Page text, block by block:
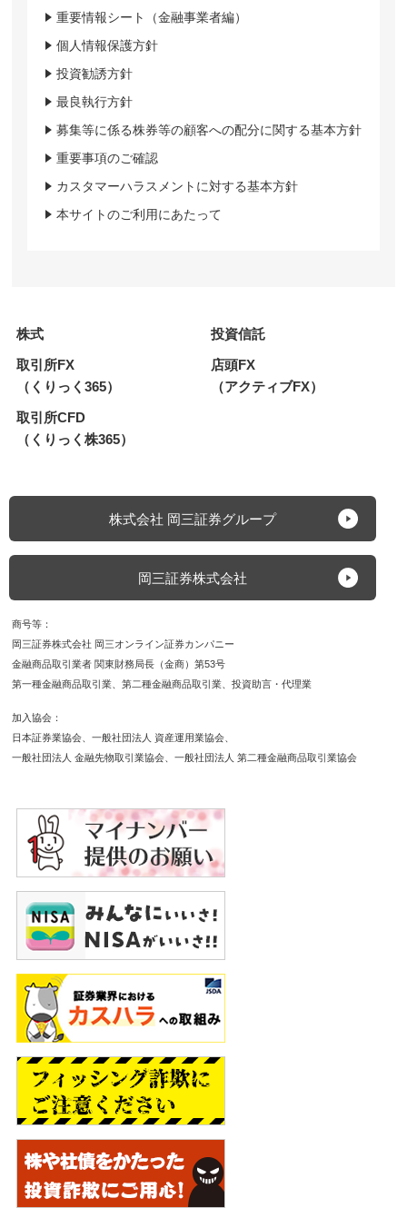
重要情報シート（金融事業者編）
個人情報保護方針
投資勧誘方針
最良執行方針
募集等に係る株券等の顧客への配分に関する基本方針
重要事項のご確認
カスタマーハラスメントに対する基本方針
本サイトのご利用にあたって
株式
投資信託
取引所FX
（くりっく365）
店頭FX
（アクティブFX）
取引所CFD
（くりっく株365）
株式会社 岡三証券グループ
岡三証券株式会社
商号等
岡三証券株式会社 岡三オンライン証券カンパニー
金融商品取引業者 関東財務局長（金商）第53号
第一種金融商品取引業
第二種金融商品取引業 投資助言・代理業
加入協会
日本証券業協会
一般社団法人 資産運用業協会
一般社団法人 金融先物取引業協会
一般社団法人 第二種金融商品取引業協会